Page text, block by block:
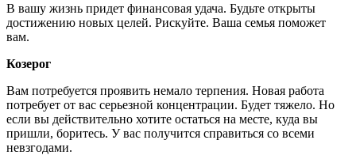
В вашу жизнь придет финансовая удача. Будьте открыты
достижению новых целей. Рискуйте. Ваша семья поможет
вам.
Козерог
Вам потребуется проявить немало терпения. Новая работа
потребует от вас серьезной концентрации. Будет тяжело. Но
если вы действительно хотите остаться на месте, куда вы
пришли, боритесь. У вас получится справиться со всеми
невзгодами.